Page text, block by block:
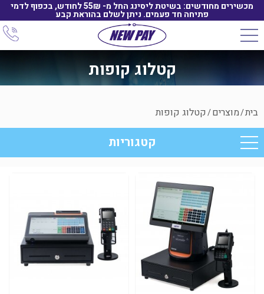
מכשירים מחודשים: בשיטת ליסינג החל מ- 55₪ לחודש, בכפוף לדמי
פתיחה חד פעמים. ניתן לשלם בהוראת קבע
קטלוג קופות
בית/מוצרים/קטלוג קופות
קטגוריות